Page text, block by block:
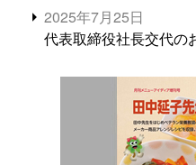
2025年7月25日
代表取締役社長交代の